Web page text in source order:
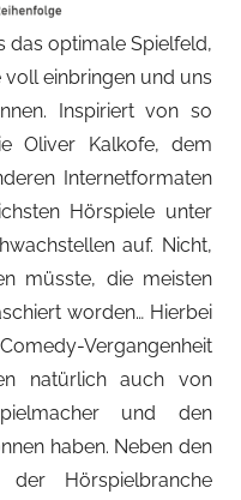
das optimale Spielfeld,
einbringen und uns
Inspiriert von so
Oliver Kalkofe, dem
Internetformaten
Hörspiele unter
auf. Nicht,
müsste, die meisten
worden… Hierbei
Vergangenheit
natürlich auch von
und den
haben. Neben den
der Hörspielbranche